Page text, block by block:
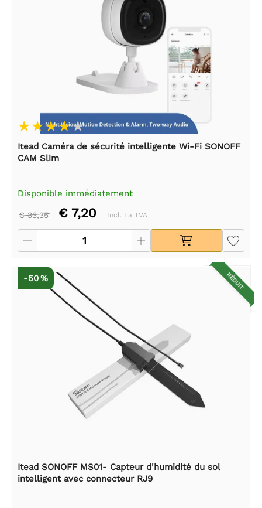
Itead Caméra de sécurité intelligente Wi-Fi SONOFF
CAM Slim
Disponible immédiatement
€ 33,35 € 7,20 Incl. La TVA
RÉDUIT
-50 %
Itead SONOFF MS01- Capteur d'humidité du sol
intelligent avec connecteur RJ9